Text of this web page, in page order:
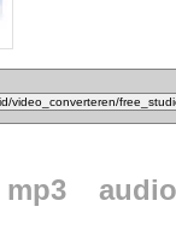
mp3 audio